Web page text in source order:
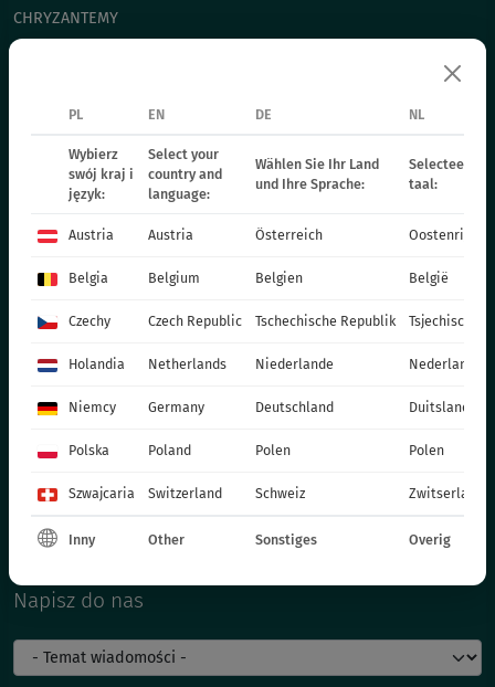
Nawozy
Patio
CHRYZANTEMY
NAWOZY
KATALOGI
MATERIAŁY PRODUKCYJNE
KONTAKT
VITROFLORA Grupa Producentów Spółka z o.o.
Trzęsacz 25 86-022 Dobrcz
e-mail: info@vitroflora.com.pl
Napisz do nas
PL EN DE NL
Wybierz
swój kraj i
język:
Select your
country and
language:
Wählen Sie Ihr Land
und Ihre Sprache:
Selecteer uw
taal:
Austria Austria Österreich Oostenrijk
Belgia Belgium Belgien België
Czechy Czech Republic Tschechische Republik Tsjechische
Holandia Netherlands Niederlande Nederland
Niemcy Germany Deutschland Duitsland
Polska Poland Polen Polen
Szwajcaria Switzerland Schweiz Zwitserland
Inny Other Sonstiges Overig